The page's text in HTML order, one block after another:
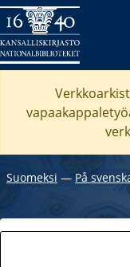
Suomeksi ― På